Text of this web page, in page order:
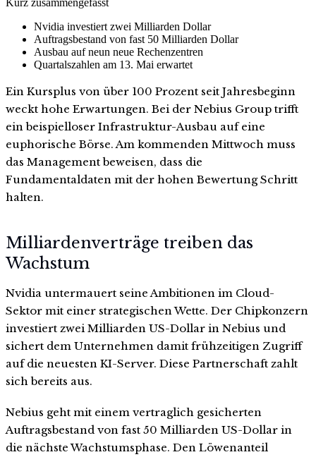
Nvidia investiert zwei Milliarden Dollar
Auftragsbestand von fast 50 Milliarden Dollar
Ausbau auf neun neue Rechenzentren
Quartalszahlen am 13. Mai erwartet
Ein Kursplus von über 100 Prozent seit Jahresbeginn
weckt hohe Erwartungen. Bei der Nebius Group trifft
ein beispielloser Infrastruktur-Ausbau auf eine
euphorische Börse. Am kommenden Mittwoch muss
das Management beweisen, dass die
Fundamentaldaten mit der hohen Bewertung Schritt
halten.
Milliardenverträge treiben das
Wachstum
Nvidia untermauert seine Ambitionen im Cloud-
Sektor mit einer strategischen Wette. Der Chipkonzern
investiert zwei Milliarden US-Dollar in Nebius und
sichert dem Unternehmen damit frühzeitigen Zugriff
auf die neuesten KI-Server. Diese Partnerschaft zahlt
sich bereits aus.
Nebius geht mit einem vertraglich gesicherten
Auftragsbestand von fast 50 Milliarden US-Dollar in
die nächste Wachstumsphase. Den Löwenanteil